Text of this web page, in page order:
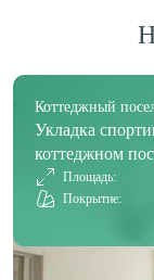
Коттеджный
Укладка
коттеджном
Площадь:
Покрытие: